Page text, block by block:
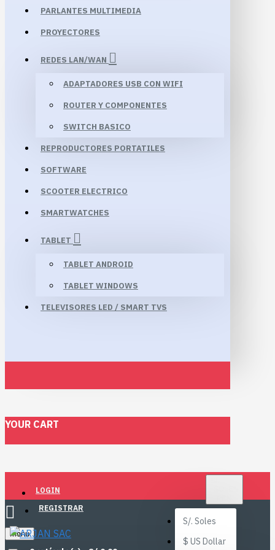
PARLANTES MULTIMEDIA
PROYECTORES
REDES LAN/WAN
ADAPTADORES USB CON WIFI
ROUTER Y COMPONENTES
SWITCH BASICO
REPRODUCTORES PORTATILES
SOFTWARE
SCOOTER ELECTRICO
SMARTWATCHES
TABLET
TABLET ANDROID
TABLET WINDOWS
TELEVISORES LED / SMART TVS
YOUR CART
LOGIN
REGISTRAR
S/. Soles
$ US Dollar
Menu